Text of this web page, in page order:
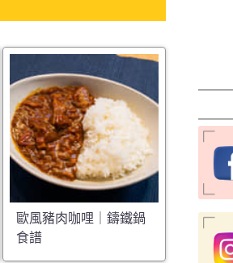
歐風豬肉咖哩｜鑄鐵鍋
食譜